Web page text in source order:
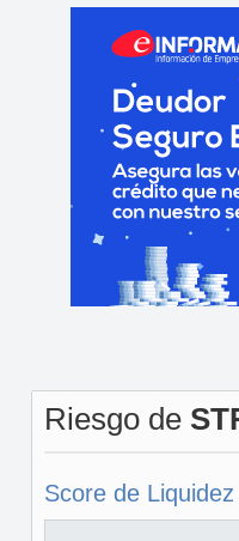
Riesgo de
Score de Liquidez